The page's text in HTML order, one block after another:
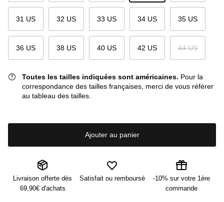
31 US 32 US 33 US 34 US 35 US
36 US 38 US 40 US 42 US 44 US
Toutes les tailles indiquées sont américaines. Pour la
correspondance des tailles françaises, merci de vous référer
au tableau des tailles.
Ajouter au panier
Livraison offerte dès
69,90€ d'achats
Satisfait ou remboursé
-10% sur votre 1ère
commande